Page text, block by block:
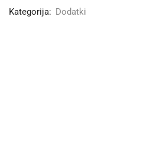
Kategorija: Dodatki